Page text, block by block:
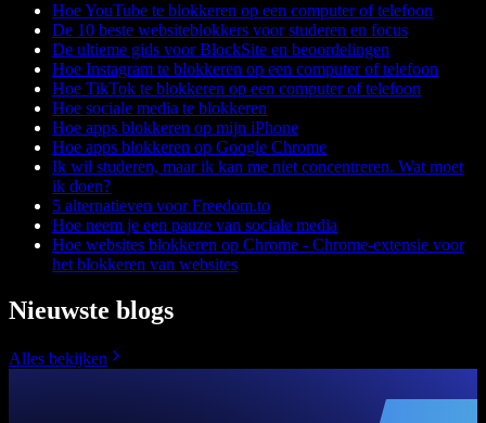
Hoe YouTube te blokkeren op een computer of telefoon
De 10 beste websiteblokkers voor studeren en focus
De ultieme gids voor BlockSite en beoordelingen
Hoe Instagram te blokkeren op een computer of telefoon
Hoe TikTok te blokkeren op een computer of telefoon
Hoe sociale media te blokkeren
Hoe apps blokkeren op mijn iPhone
Hoe apps blokkeren op Google Chrome
Ik wil studeren, maar ik kan me niet concentreren. Wat moet
ik doen?
5 alternatieven voor Freedom.to
Hoe neem je een pauze van sociale media
Hoe websites blokkeren op Chrome - Chrome-extensie voor
het blokkeren van websites
Nieuwste blogs
Alles bekijken